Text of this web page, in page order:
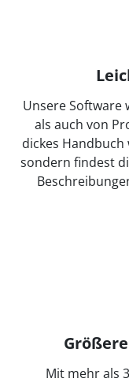
Unsere Software
als auch von
dickes
sondern findest
Mit mehr als